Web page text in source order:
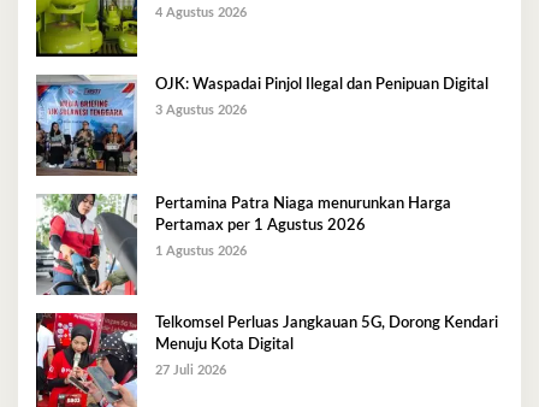
Berlangsung Kondusif
4 Agustus 2026
OJK: Waspadai Pinjol Ilegal dan Penipuan Digital
3 Agustus 2026
Pertamina Patra Niaga menurunkan Harga
Pertamax per 1 Agustus 2026
1 Agustus 2026
Telkomsel Perluas Jangkauan 5G, Dorong Kendari
Menuju Kota Digital
27 Juli 2026